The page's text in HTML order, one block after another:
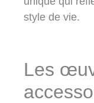
style de vie.
Les